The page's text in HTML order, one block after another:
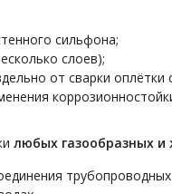
сильфона;
слоев);
от сварки оплётки
любых газообразных и